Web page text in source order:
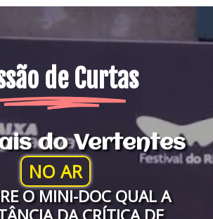
de Curtas
do Vertentes
NO AR
O MINI-DOC QUAL A